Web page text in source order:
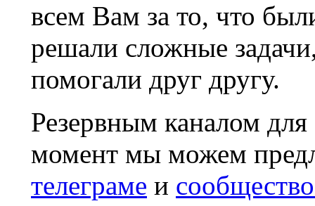
всем Вам за то, что
решали сложные
помогали друг другу.
Резервным каналом
момент мы можем
телеграме и